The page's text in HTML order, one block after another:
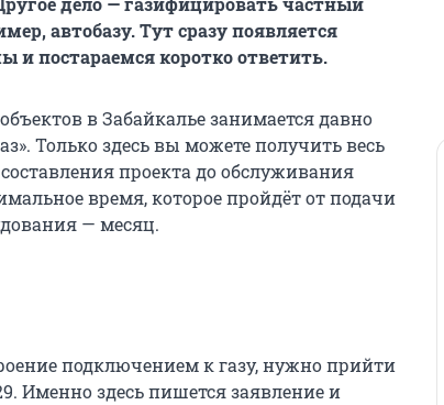
автобазу. Тут сразу появляется
и постараемся коротко ответить.
в Забайкалье занимается давно
Только здесь вы можете получить весь
проекта до обслуживания
время, которое пройдёт от подачи
— месяц.
подключением к газу, нужно прийти
Именно здесь пишется заявление и